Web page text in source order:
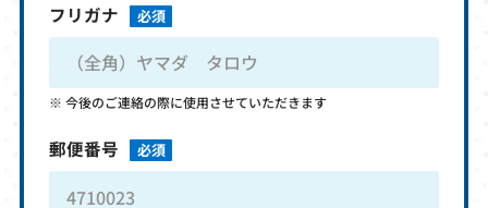
フリガナ 必須
今後のご連絡の際に使用させていただきます
郵便番号 必須